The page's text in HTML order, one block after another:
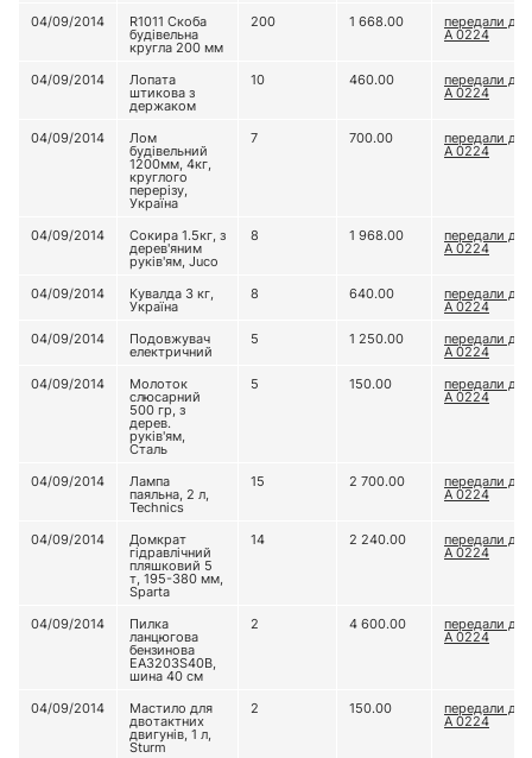
04/09/2014
R1011 Скоба
будівельна
кругла 200 мм
200 1 668.00 передали до
А 0224
04/09/2014 Лопата
штикова з
держаком
10 460.00 передали до
А 0224
04/09/2014 Лом
будівельний
1200мм, 4кг,
круглого
перерізу,
Україна
7 700.00 передали до
А 0224
04/09/2014 Сокира 1.5кг, з
дерев'яним
руків'ям, Juco
8 1 968.00 передали до
А 0224
04/09/2014 Кувалда 3 кг,
Україна
8 640.00 передали до
А 0224
04/09/2014
Подовжувач
електричний
5 1 250.00 передали до
А 0224
04/09/2014
Молоток
слюсарний
500 гр, з
дерев.
руків'ям,
Сталь
5 150.00 передали до
А 0224
04/09/2014 Лампа
паяльна, 2 л,
Technics
15 2 700.00 передали до
А 0224
04/09/2014 Домкрат
гідравлічний
пляшковий 5
т, 195-380 мм,
Sparta
14 2 240.00 передали до
А 0224
04/09/2014 Пилка
ланцюгова
бензинова
EA3203S40B,
шина 40 см
2 4 600.00 передали до
А 0224
04/09/2014 Мастило для
двотактних
двигунів, 1 л,
Sturm
2 150.00 передали до
А 0224